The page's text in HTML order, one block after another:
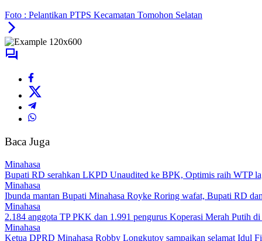
Foto : Pelantikan PTPS Kecamatan Tomohon Selatan
Baca Juga
Minahasa
Bupati RD serahkan LKPD Unaudited ke BPK, Optimis raih WTP
Minahasa
Ibunda mantan Bupati Minahasa Royke Roring wafat, Bupati RD
Minahasa
2.184 anggota TP PKK dan 1.991 pengurus Koperasi Merah Putih
Minahasa
Ketua DPRD Minahasa Robby Longkutoy sampaikan selamat Idul